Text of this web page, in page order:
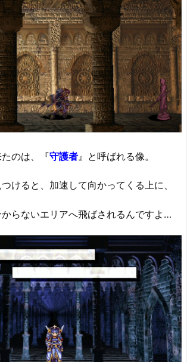
のは、『守護者 』と呼ばれる像。
けると、加速して向かってくる上に、
らないエリアへ飛ばされるんですよ…